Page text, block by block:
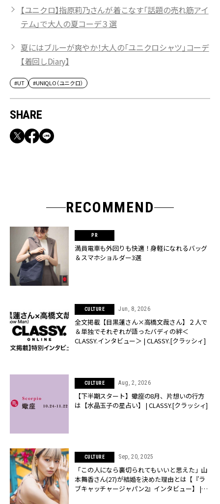
【ユニクロ】指原莉乃さんが着こなす「話題の売れ筋アイ
テム」で大人の夏コーデ３選
夏にはブルーが爽やか！大人の「ユニクロシャツ」コーデ
【着回しDiary】
#UT #UNIQLO（ユニクロ）
SHARE
RECOMMEND
満員電車も外回りも快適！身軽になれるバッグ
＆スマホショルダー3選
CULTURE Jun, 8, 2026
全文掲載【目黒蓮さん×高橋文哉さん】２人で
＆単独でそれぞれが語ったバディの絆＜
CLASSY.インタビュー＞ | CLASSY.[クラッシィ]
CULTURE Aug, 2, 2026
【下半期スタート】蠍座の8月、片想いの行方
は【水晶玉子の星占い】 | CLASSY.[クラッシィ]
CULTURE Sep, 20, 2025
「この人になら裏切られてもいいと思えた」山
本舞香さん(27)が結婚を決めた理由とは【『ラ
ブキャッチャージャパン2』インタビュー】 |